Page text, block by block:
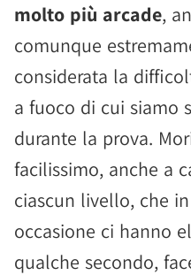
molto più arcade,
comunque
considerata la
a fuoco di cui siamo
durante la prova.
facilissimo, anche a
ciascun livello, che
occasione ci hanno
qualche secondo,